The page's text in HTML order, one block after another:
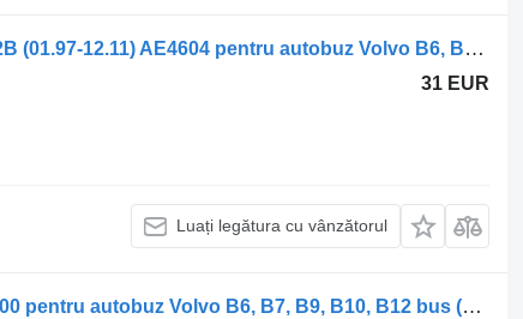
Supapă pneumatică Knorr-Bremse B12B (01.97-12.11) AE4604 pentru autobuz Volvo B6, B7, B9, B10, B12 bus (1978-2011)
31 EUR
Luați legătura cu vânzătorul
Supapă pneumatică WABCO 4720174800 pentru autobuz Volvo B6, B7, B9, B10, B12 bus (1978-2011)